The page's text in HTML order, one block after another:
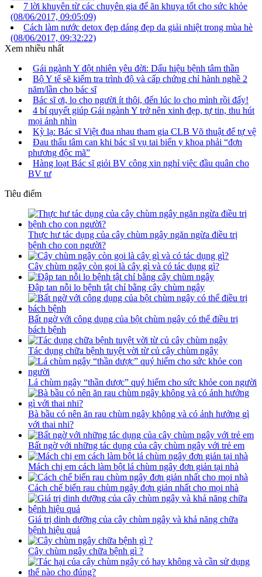
7 lời khuyên từ các chuyên gia để ăn khuya tốt cho sức khỏe
(08/06/2017, 09:05:09)
Cách làm nước detox đẹp dáng đẹp da giải nhiệt trong mùa hè
(08/06/2017, 09:32:22)
Xem nhiều nhất
Gái ngành Y đột nhiên yêu đời: Dấu hiệu bệnh tâm thần
Bộ Y tế sẽ kiểm tra trình độ và cấp chứng chỉ hành nghề 2
năm/lần cho bác sĩ
Bác sĩ ơi, lo cho người ít thôi, đến lúc lo cho mình rồi đấy!
4 bí quyết giúp Gái ngành Y trở nên xinh đẹp, tự tin, thu hút
mọi ánh nhìn
Kỳ lạ: Bác sĩ Việt đua nhau tham gia CLB Võ thuật để tự vệ
Đau thấu tâm can khi bác sĩ vụ tai biến y khoa phải “đơn
phương độc mã”
Hàng loạt Bác sĩ giỏi BV công xin nghỉ việc đầu quân cho
BV tư
Tiêu điểm
Thực hư tác dụng của cây chùm ngây ngăn ngừa điều trị
bệnh cho con người?
Cây chùm ngây còn gọi là cây gì và có tác dụng gì?
Đập tan nỗi lo bệnh tật chỉ bằng cây chùm ngây
Bất ngờ với công dụng của bột chùm ngây có thể điều trị
bách bệnh
Tác dụng chữa bệnh tuyệt vời từ củ cây chùm ngây
Lá chùm ngây “thần dược” quý hiếm cho sức khỏe con người
Bà bầu có nên ăn rau chùm ngây không và có ảnh hưởng gì
với thai nhi?
Bất ngờ với những tác dụng của cây chùm ngây với trẻ em
Mách chị em cách làm bột lá chùm ngây đơn giản tại nhà
Cách chế biến rau chùm ngây đơn giản nhất cho mọi nhà
Giá trị dinh dưỡng của cây chùm ngây và khả năng chữa
bệnh hiệu quả
Cây chùm ngây chữa bệnh gì ?